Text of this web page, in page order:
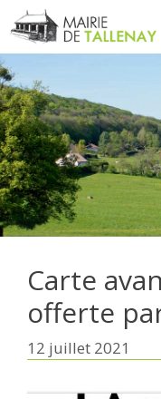
Aller
au
contenu
Carte
offerte
12 juillet 2021